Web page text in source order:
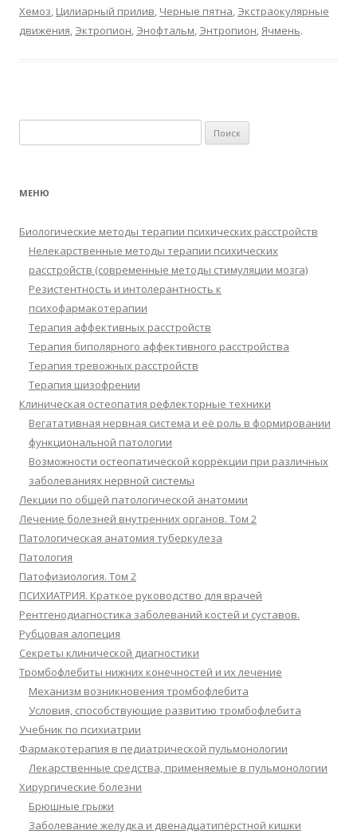
Хемоз, Цилиарный прилив, Черные пятна, Экстраокулярные
движения, Эктропион, Энофтальм, Энтропион,Ячмень.
МЕНЮ
Биологические методы терапии психических расстройств
Нелекарственные методы терапии психических
расстройств (современные методы стимуляции мозга)
Резистентность и интолерантность к
психофармакотерапии
Терапия аффективных расстройств
Терапия биполярного аффективного расстройства
Терапия тревожных расстройств
Терапия шизофрении
Клиническая остеопатия рефлекторные техники
Вегатативная нервная система и её роль в формировании
функциональной патологии
Возможности остеопатической коррекции при различных
заболеваниях нервной системы
Лекции по общей патологической анатомии
Лечение болезней внутренних органов. Том 2
Патологическая анатомия туберкулеза
Патология
Патофизиология. Том 2
ПСИХИАТРИЯ. Краткое руководство для врачей
Рентгенодиагностика заболеваний костей и суставов.
Рубцовая алопеция
Секреты клинической диагностики
Тромбофлебиты нижних конечностей и их лечение
Механизм возникновения тромбофлебита
Условия, способствующие развитию тромбофлебита
Учебник по психиатрии
Фармакотерапия в педиатрической пульмонологии
Лекарственные средства, применяемые в пульмонологии
Хирургические болезни
Брюшные грыжи
Заболевание желудка и двенадцатипёрстной кишки